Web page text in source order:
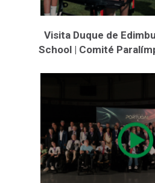
Visita Duque de
School | Comité